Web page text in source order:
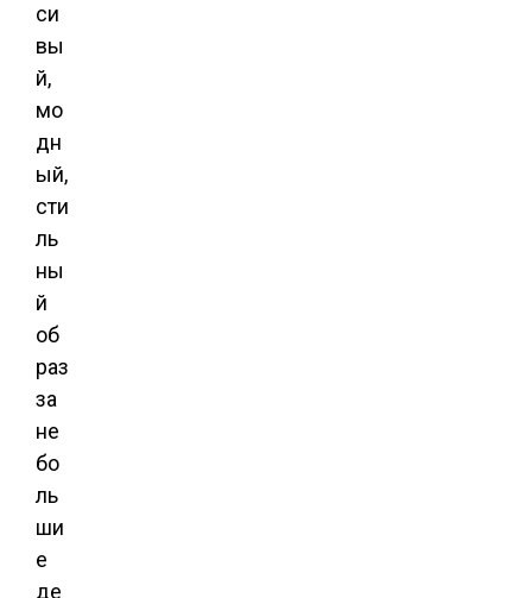
си
вы
й,
мо
дн
ый,
сти
ль
ны
й
об
раз
за
не
бо
ль
ши
е
де